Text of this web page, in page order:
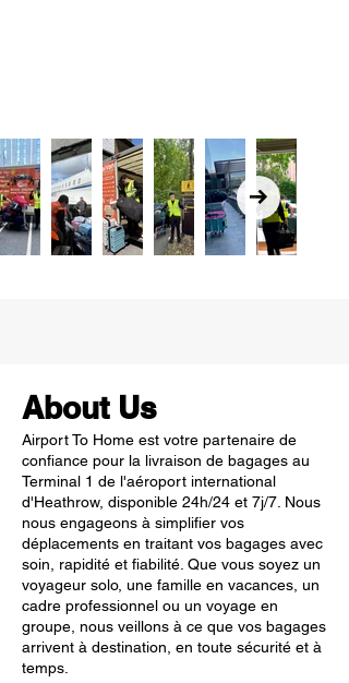
About Us
Airport To Home est votre partenaire de
confiance pour la livraison de bagages au
Terminal 1 de l'aéroport international
d'Heathrow, disponible 24h/24 et 7j/7. Nous
nous engageons à simplifier vos
déplacements en traitant vos bagages avec
soin, rapidité et fiabilité. Que vous soyez un
voyageur solo, une famille en vacances, un
cadre professionnel ou un voyage en
groupe, nous veillons à ce que vos bagages
arrivent à destination, en toute sécurité et à
temps.